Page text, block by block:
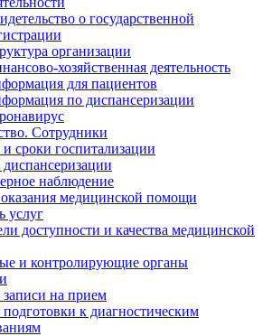
о государственной
организации
хозяйственная деятельность
для пациентов
по диспансеризации
Сотрудники
сроки госпитализации
наблюдение
медицинской помощи
услуг
доступности и качества медицинской
и контролирующие органы
на прием
к диагностическим